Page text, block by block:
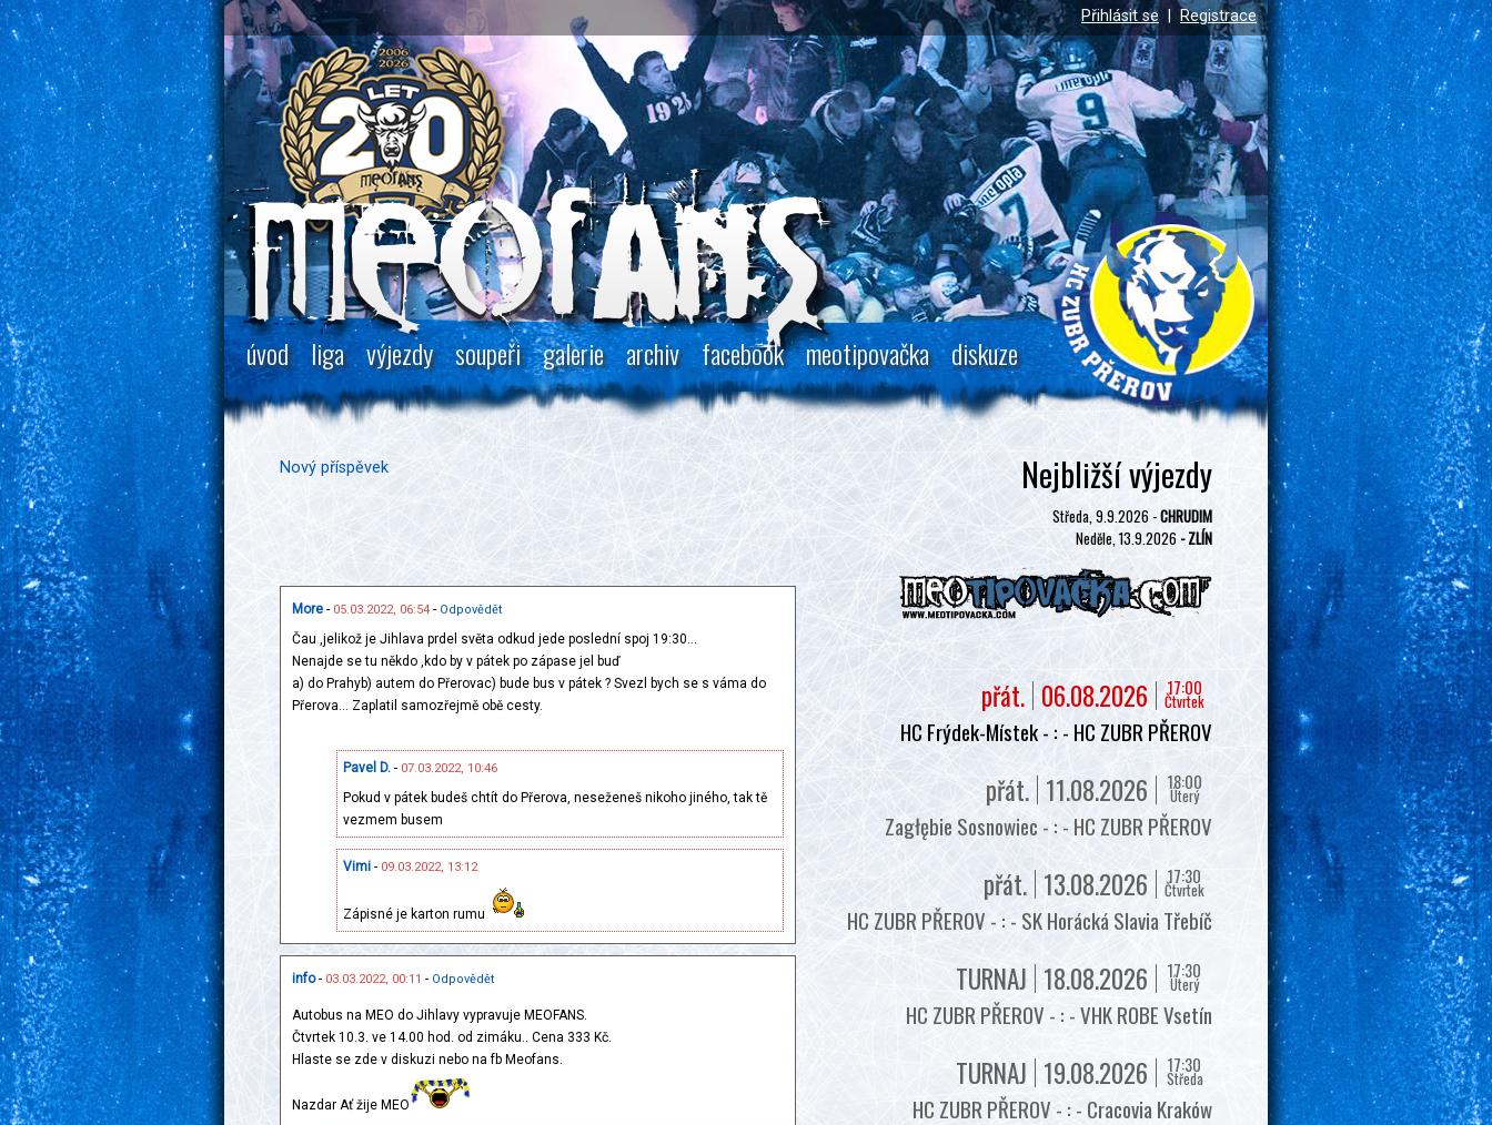
Přihlásit se Registrace
úvod liga výjezdy soupeři galerie archiv facebook meotipovačka diskuze
Nový příspěvek
More - 05.03.2022, 06:54 - Odpovědět
Čau ,jelikož je Jihlava prdel světa odkud jede poslední spoj 19:30...
Nenajde se tu někdo ,kdo by v pátek po zápase jel buď
a) do Prahyb) autem do Přerovac) bude bus v pátek ? Svezl bych se s váma do
Přerova... Zaplatil samozřejmě obě cesty.
Pavel D. - 07.03.2022, 10:46
Pokud v pátek budeš chtít do Přerova, neseženeš nikoho jiného, tak tě
vezmem busem
Vimi - 09.03.2022, 13:12
Zápisné je karton rumu
info- 03.03.2022, 00:11 - Odpovědět
Autobus na MEO do Jihlavy vypravuje MEOFANS.
Čtvrtek 10.3. ve 14.00 hod. od zimáku.. Cena 333 Kč.
Hlaste se zde v diskuzi nebo na fb Meofans.
Nazdar Ať žije MEO
Nejbližší výjezdy
Středa, 9.9.2026 -CHRUDIM
Neděle, 13.9.2026 - ZLÍN
17:00
Čtvrtek
06.08.2026
přát.
HC Frýdek-Místek - : - HC ZUBR PŘEROV
18:00
Úterý
11.08.2026
přát.
Zagłębie Sosnowiec - : - HC ZUBR PŘEROV
17:30
Čtvrtek
13.08.2026
přát.
HC ZUBR PŘEROV - : - SK Horácká Slavia Třebíč
17:30
Úterý
18.08.2026
TURNAJ
HC ZUBR PŘEROV - : - VHK ROBE Vsetín
17:30
Středa
19.08.2026
TURNAJ
HC ZUBR PŘEROV - : - Cracovia Kraków